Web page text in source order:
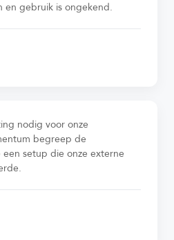
en gebruik is ongekend.
nodig voor onze
begreep de
setup die onze externe